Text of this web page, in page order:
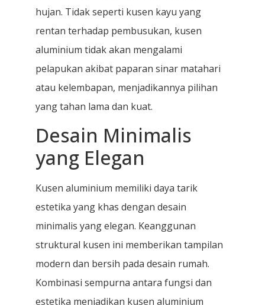
hujan. Tidak seperti kusen kayu yang
rentan terhadap pembusukan, kusen
aluminium tidak akan mengalami
pelapukan akibat paparan sinar matahari
atau kelembapan, menjadikannya pilihan
yang tahan lama dan kuat.
Desain Minimalis
yang Elegan
Kusen aluminium memiliki daya tarik
estetika yang khas dengan desain
minimalis yang elegan. Keanggunan
struktural kusen ini memberikan tampilan
modern dan bersih pada desain rumah.
Kombinasi sempurna antara fungsi dan
estetika menjadikan kusen aluminium